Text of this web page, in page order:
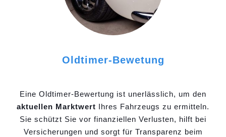
Oldtimer-Bewetung
Eine Oldtimer-Bewertung ist unerlässlich, um den
aktuellen Marktwert Ihres Fahrzeugs zu ermitteln.
Sie schützt Sie vor finanziellen Verlusten, hilft bei
Versicherungen und sorgt für Transparenz beim